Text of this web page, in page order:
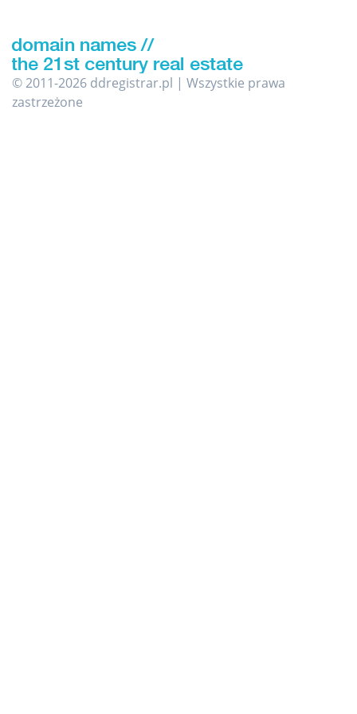
© 2011-2026 ddregistrar.pl | Wszystkie prawa
zastrzeżone